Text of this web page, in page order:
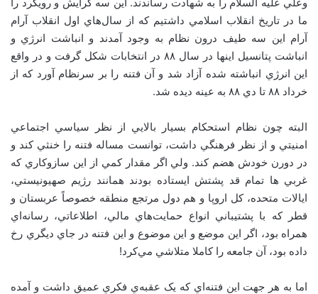
ما در تاريخ انقلاب اسلامي داشتيم که از سال‌هاي اول انقلاب آرام
آرام اين سه طيف درون نظام به وجود آمدند و انباشت انرژي و
انباشت پتانسيل اينها در سال ۸۸ در انتخابات شکل گرفت و در واقع
اين انرژي انباشته شده آزاد شد و آن فتنه را بر سرنظام آورد که از
خرداد ۸۸ تا دي ۸۸ به عينه ديده شد.
البته چون نظام استحکام بسيار بالايي از نظر سياسي اجتماعي
امنيتي و از نظر فرهنگي داشت، توانست مساله فتنه را خنثي کند و
در دورن خودش هضم کند. ولي اگر مقدار کمي از اين سازوکاري که
غربي ها تمام قد پشتش ايستاده بودند همانند رژيم صهيونيستي،
ايالات متحده، کل اروپا و هم دول مرتجع منطقه خصوصاً عربستان و
قطر که با پشتيباني انواع حمايت‌هاي مالي، اطلاعاتي، رسانه‌اي
همراه بود، اگر اين موضع و اين موضوع و اين فتنه در جاي ديگري رخ
داده بود، آن جامعه را کاملا متلاشي مي‌کرد!
اما به هر جهت اين فتنه‌اي که يک عقبه‌ي فکري عميق داشت و آمده